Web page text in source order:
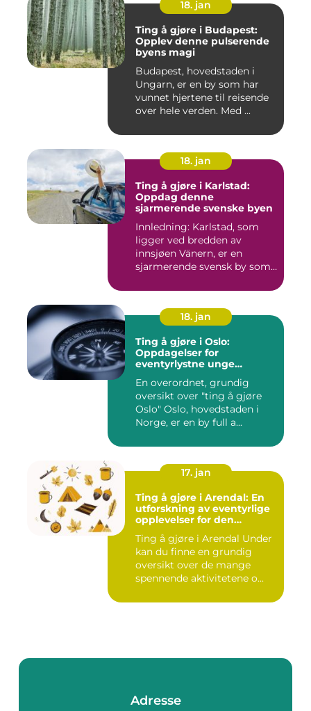
18. jan
Ting å gjøre i Budapest:
Opplev denne pulserende
byens magi
Budapest, hovedstaden i
Ungarn, er en by som har
vunnet hjertene til reisende
over hele verden. Med ...
18. jan
Ting å gjøre i Karlstad:
Oppdag denne
sjarmerende svenske byen
Innledning: Karlstad, som
ligger ved bredden av
innsjøen Vänern, er en
sjarmerende svensk by som
18. jan
Ting å gjøre i Oslo:
Oppdagelser for
eventyrlystne unge
En overordnet, grundig
oversikt over "ting å gjøre
Oslo" Oslo, hovedstaden i
Norge, er en by full a...
17. jan
Ting å gjøre i Arendal: En
utforskning av eventyrlige
opplevelser for den
Ting å gjøre i Arendal Under
kan du finne en grundig
oversikt over de mange
spennende aktivitetene o...
Adresse